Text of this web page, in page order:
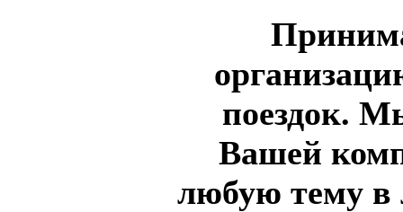
поездок.
Вашей
любую тему в